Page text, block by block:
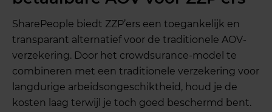
SharePeople biedt ZZP’ers een toegankelijk en
transparant alternatief voor de traditionele AOV-
verzekering. Door het crowdsurance-model te
combineren met een traditionele verzekering voor
langdurige arbeidsongeschiktheid, houd je de
kosten laag terwijl je toch goed beschermd bent.